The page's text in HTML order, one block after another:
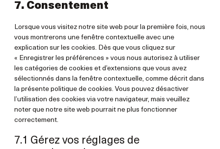
7. Consentement
Lorsque vous visitez notre site web pour la première fois, nous
vous montrerons une fenêtre contextuelle avec une
explication sur les cookies. Dès que vous cliquez sur
« Enregistrer les préférences » vous nous autorisez à utiliser
les catégories de cookies et d’extensions que vous avez
sélectionnés dans la fenêtre contextuelle, comme décrit dans
la présente politique de cookies. Vous pouvez désactiver
l’utilisation des cookies via votre navigateur, mais veuillez
noter que notre site web pourrait ne plus fonctionner
correctement.
7.1 Gérez vos réglages de